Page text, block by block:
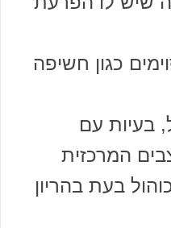
כגון חשיפה
בעיות עם
המרכזית
בעת בהריון